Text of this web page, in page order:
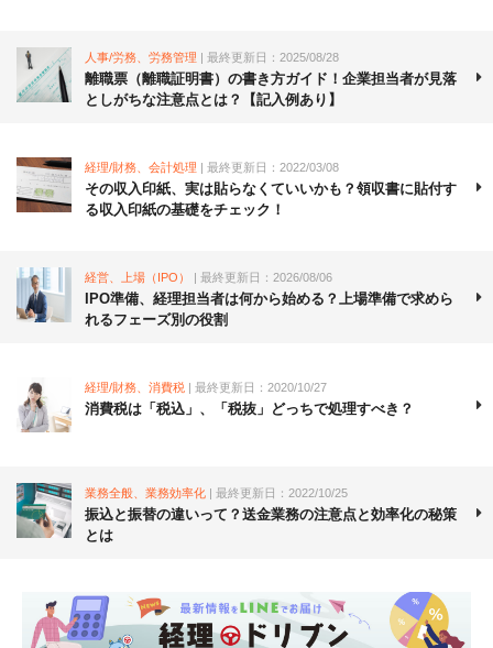
人事/労務、労務管理 | 最終更新日：2025/08/28
離職票（離職証明書）の書き方ガイド！企業担当者が見落
としがちな注意点とは？【記入例あり】
経理/財務、会計処理 | 最終更新日：2022/03/08
その収入印紙、実は貼らなくていいかも？領収書に貼付す
る収入印紙の基礎をチェック！
経営、上場（IPO） | 最終更新日：2026/08/06
IPO準備、経理担当者は何から始める？上場準備で求めら
れるフェーズ別の役割
経理/財務、消費税 | 最終更新日：2020/10/27
消費税は「税込」、「税抜」どっちで処理すべき？
業務全般、業務効率化 | 最終更新日：2022/10/25
振込と振替の違いって？送金業務の注意点と効率化の秘策
とは